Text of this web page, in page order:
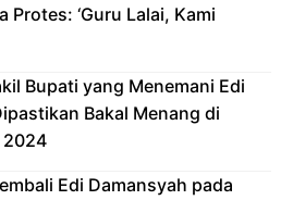
Protes: ‘Guru Lalai, Kami
Bupati yang Menemani Edi
Bakal Menang di
2024
Edi Damansyah pada